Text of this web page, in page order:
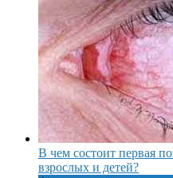
В чем состоит первая
взрослых и детей?